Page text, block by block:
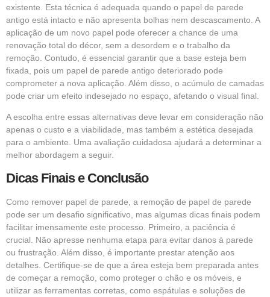
existente. Esta técnica é adequada quando o papel de parede
antigo está intacto e não apresenta bolhas nem descascamento. A
aplicação de um novo papel pode oferecer a chance de uma
renovação total do décor, sem a desordem e o trabalho da
remoção. Contudo, é essencial garantir que a base esteja bem
fixada, pois um papel de parede antigo deteriorado pode
comprometer a nova aplicação. Além disso, o acúmulo de camadas
pode criar um efeito indesejado no espaço, afetando o visual final.
A escolha entre essas alternativas deve levar em consideração não
apenas o custo e a viabilidade, mas também a estética desejada
para o ambiente. Uma avaliação cuidadosa ajudará a determinar a
melhor abordagem a seguir.
Dicas Finais e Conclusão
Como remover papel de parede, a remoção de papel de parede
pode ser um desafio significativo, mas algumas dicas finais podem
facilitar imensamente este processo. Primeiro, a paciência é
crucial. Não apresse nenhuma etapa para evitar danos à parede
ou frustração. Além disso, é importante prestar atenção aos
detalhes. Certifique-se de que a área esteja bem preparada antes
de começar a remoção, como proteger o chão e os móveis, e
utilizar as ferramentas corretas, como espátulas e soluções de